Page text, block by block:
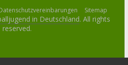
Sitemap
in Deutschland. All rights
reserved.